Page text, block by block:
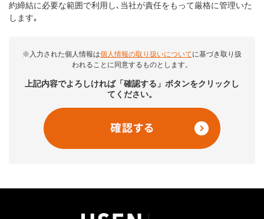
約締結に必要な範囲で利用し､当社が責任をもって厳格に管理いた
します｡
※入力された個人情報は個人情報の取り扱いについてに基づき取り扱
われることに同意するものとします。
上記内容でよろしければ「確認する」ボタンをクリックし
てください。